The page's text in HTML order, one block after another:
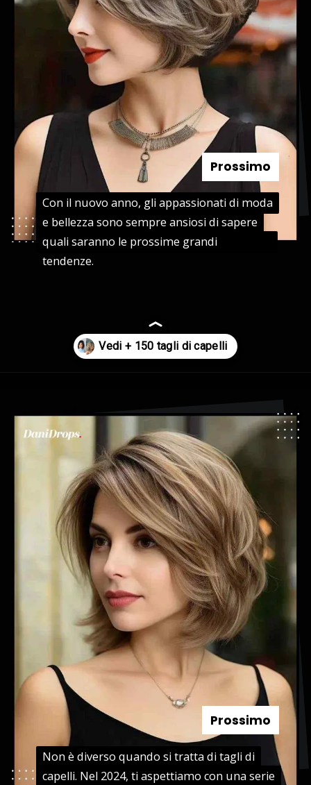
Con il nuovo anno, gli appassionati di moda
e bellezza sono sempre ansiosi di sapere
quali saranno le prossime grandi tendenze.
Con il nuovo anno, gli appassionati di moda
e bellezza sono sempre ansiosi di sapere
quali saranno le prossime grandi
tendenze.
Prossimo
Non è diverso quando si tratta di tagli di
capelli. Nel 2024, ti aspettiamo con una serie
Non è diverso quando si tratta di tagli di
capelli. Nel 2024, ti aspettiamo con una serie
Prossimo